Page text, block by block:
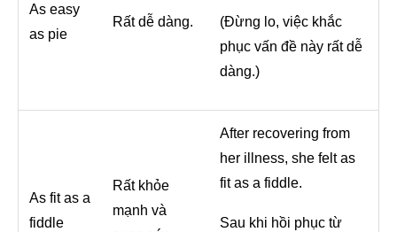
As easy
as pie
Rất dễ dàng.
(Đừng lo, việc khắc
phục vấn đề này rất dễ
dàng.)
As fit as a
fiddle
Rất khỏe
mạnh và
After recovering from
her illness, she felt as
fit as a fiddle.
Sau khi hồi phục từ